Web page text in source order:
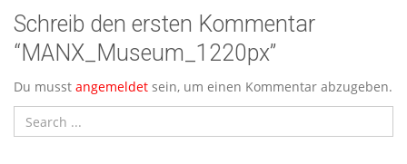
Schreib den ersten Kommentar
“MANX_Museum_1220px”
Du musst angemeldet sein, um einen Kommentar abzugeben.